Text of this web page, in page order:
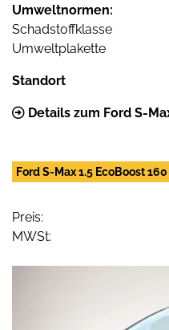
Umweltnormen:
Schadstoffklasse
Umweltplakette
Standort
Details zum Ford S-
Ford S-Max 1.5 EcoBoost
Preis:
MWSt: